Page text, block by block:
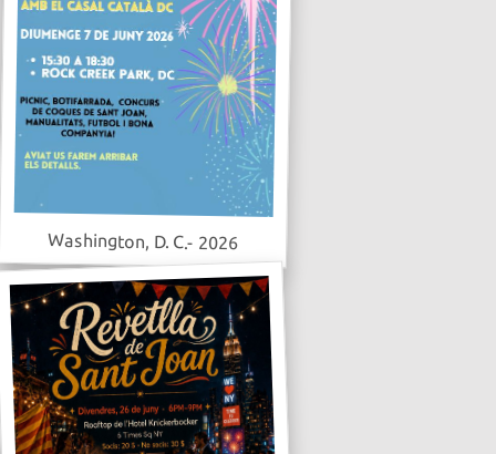
Washington, D. C.- 2026